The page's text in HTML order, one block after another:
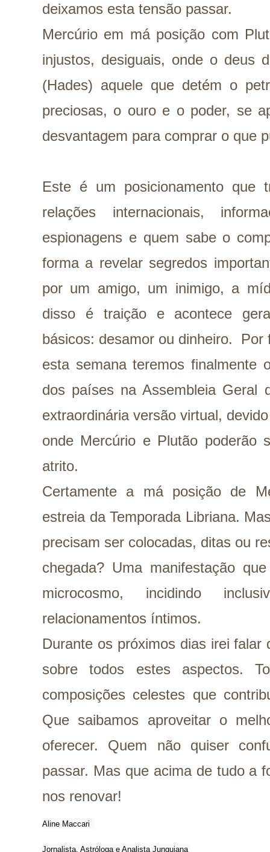
deixamos esta tensão passar.
Mercúrio em má posição com
injustos, desiguais, onde o deus
(Hades) aquele que detém o
preciosas, o ouro e o poder, se
desvantagem para comprar o que
Este é um posicionamento que
relações internacionais,
espionagens e quem sabe o
forma a revelar segredos
por um amigo, um inimigo, a
disso é traição e acontece
básicos: desamor ou dinheiro. Por
esta semana teremos finalmente
dos países na Assembleia Geral
extraordinária versão virtual,
onde Mercúrio e Plutão poderão
atrito.
Certamente a má posição de
estreia da Temporada Libriana.
precisam ser colocadas, ditas ou
chegada? Uma manifestação
microcosmo, incidindo
relacionamentos íntimos.
Durante os próximos dias irei falar
sobre todos estes aspectos.
composições celestes que
Que saibamos aproveitar o
oferecer. Quem não quiser
passar. Mas que acima de tudo a
nos renovar!
Aline Maccari
Jornalista, Astróloga e Analista Junguiana